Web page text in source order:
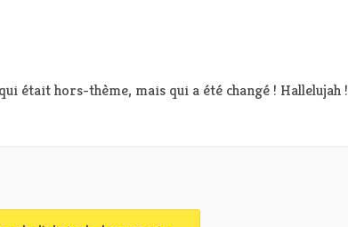
était hors-thème, mais qui a été changé ! Hallelujah !